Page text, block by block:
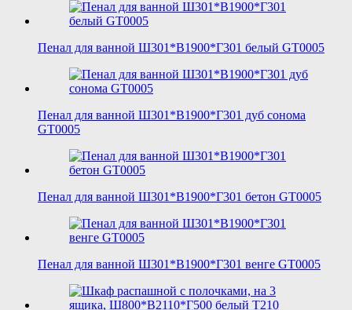
Пенал для ванной Ш301*В1900*Г301 белый GT0005
Пенал для ванной Ш301*В1900*Г301 дуб сонома
GT0005
Пенал для ванной Ш301*В1900*Г301 бетон GT0005
Пенал для ванной Ш301*В1900*Г301 венге GT0005